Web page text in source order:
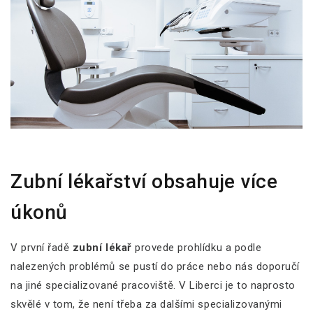
Zubní lékařství obsahuje více
úkonů
V první řadě zubní lékař provede prohlídku a podle
nalezených problémů se pustí do práce nebo nás doporučí
na jiné specializované pracoviště. V Liberci je to naprosto
skvělé v tom, že není třeba za dalšími specializovanými